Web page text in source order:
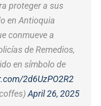
proteger a sus
en Antioquia
conmueve a
de Remedios,
en símbolo de
2d6UzPO2R2
April 26, 2025